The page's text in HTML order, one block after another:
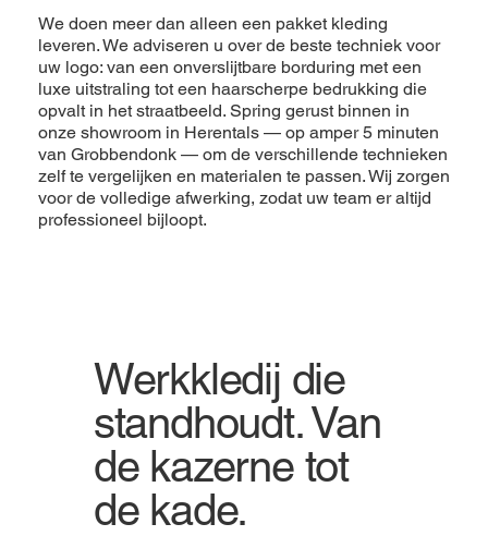
We doen meer dan alleen een pakket kleding
leveren. We adviseren u over de beste techniek voor
uw logo: van een onverslijtbare borduring met een
luxe uitstraling tot een haarscherpe bedrukking die
opvalt in het straatbeeld. Spring gerust binnen in
onze showroom in Herentals — op amper 5 minuten
van Grobbendonk — om de verschillende technieken
zelf te vergelijken en materialen te passen. Wij zorgen
voor de volledige afwerking, zodat uw team er altijd
professioneel bijloopt.
Werkkledij die
standhoudt. Van
de kazerne tot
de kade.